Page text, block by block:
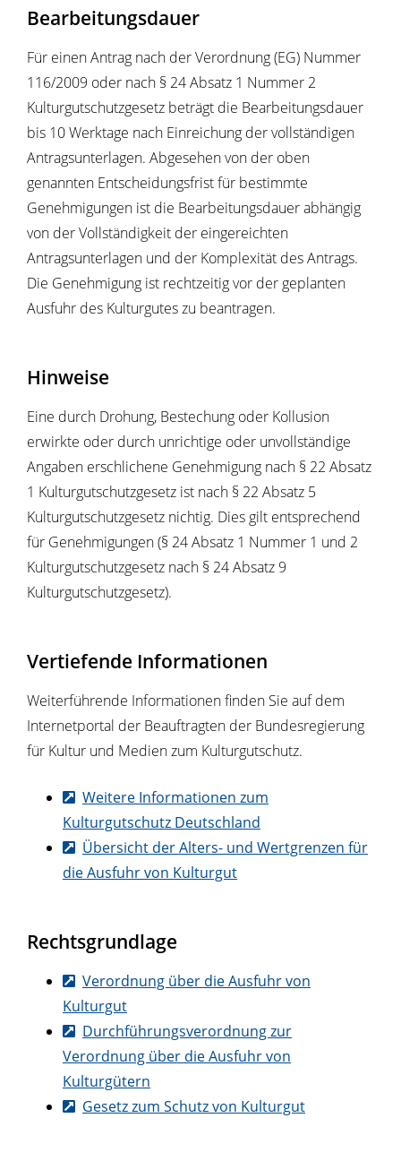
Bearbeitungsdauer
Für einen Antrag nach der Verordnung (EG) Nummer
116/2009 oder nach § 24 Absatz 1 Nummer 2
Kulturgutschutzgesetz beträgt die Bearbeitungsdauer
bis 10 Werktage nach Einreichung der vollständigen
Antragsunterlagen. Abgesehen von der oben
genannten Entscheidungsfrist für bestimmte
Genehmigungen ist die Bearbeitungsdauer abhängig
von der Vollständigkeit der eingereichten
Antragsunterlagen und der Komplexität des Antrags.
Die Genehmigung ist rechtzeitig vor der geplanten
Ausfuhr des Kulturgutes zu beantragen.
Hinweise
Eine durch Drohung, Bestechung oder Kollusion
erwirkte oder durch unrichtige oder unvollständige
Angaben erschlichene Genehmigung nach § 22 Absatz
1 Kulturgutschutzgesetz ist nach § 22 Absatz 5
Kulturgutschutzgesetz nichtig. Dies gilt entsprechend
für Genehmigungen (§ 24 Absatz 1 Nummer 1 und 2
Kulturgutschutzgesetz nach § 24 Absatz 9
Kulturgutschutzgesetz).
Vertiefende Informationen
Weiterführende Informationen finden Sie auf dem
Internetportal der Beauftragten der Bundesregierung
für Kultur und Medien zum Kulturgutschutz.
Weitere Informationen zum
Kulturgutschutz Deutschland
Übersicht der Alters- und Wertgrenzen für
die Ausfuhr von Kulturgut
Rechtsgrundlage
Verordnung über die Ausfuhr von
Kulturgut
Durchführungsverordnungzur
Verordnung über die Ausfuhr von
Kulturgütern
Gesetz zum Schutz von Kulturgut